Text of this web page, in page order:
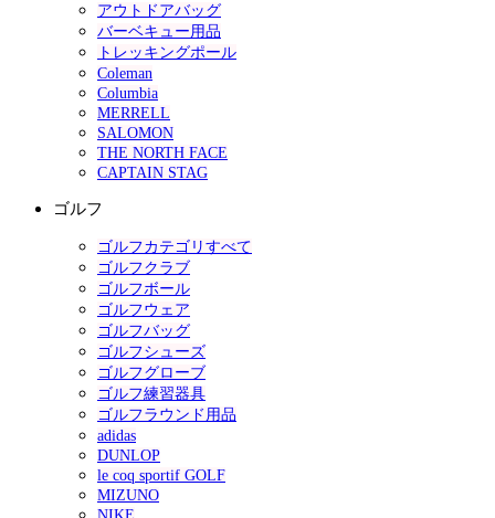
アウトドアバッグ
バーベキュー用品
トレッキングポール
Coleman
Columbia
MERRELL
SALOMON
THE NORTH FACE
CAPTAIN STAG
ゴルフ
ゴルフカテゴリすべて
ゴルフクラブ
ゴルフボール
ゴルフウェア
ゴルフバッグ
ゴルフシューズ
ゴルフグローブ
ゴルフ練習器具
ゴルフラウンド用品
adidas
DUNLOP
le coq sportif GOLF
MIZUNO